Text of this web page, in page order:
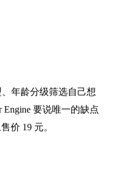
要说唯一的缺点
价 19 元。